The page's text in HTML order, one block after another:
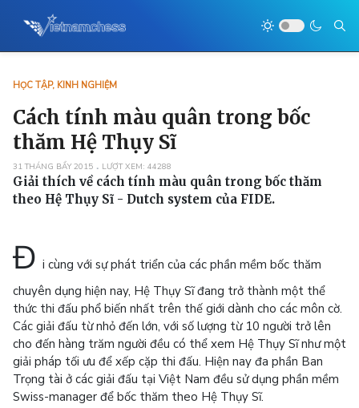
HỌC TẬP, KINH NGHIỆM
Cách tính màu quân trong bốc
thăm Hệ Thụy Sĩ
31 THÁNG BẨY 2015 LƯỢT XEM: 44288
Giải thích về cách tính màu quân trong bốc thăm
theo Hệ Thụy Sĩ - Dutch system của FIDE.
Đ i cùng với sự phát triển của các phần mềm bốc thăm
chuyên dụng hiện nay, Hệ Thụy Sĩ đang trở thành một thể
thức thi đấu phổ biến nhất trên thế giới dành cho các môn cờ.
Các giải đấu từ nhỏ đến lớn, với số lượng từ 10 người trở lên
cho đến hàng trăm người đều có thể xem Hệ Thụy Sĩ như một
giải pháp tối ưu để xếp cặp thi đấu. Hiện nay đa phần Ban
Trọng tài ở các giải đấu tại Việt Nam đều sử dụng phần mềm
Swiss-manager để bốc thăm theo Hệ Thụy Sĩ.